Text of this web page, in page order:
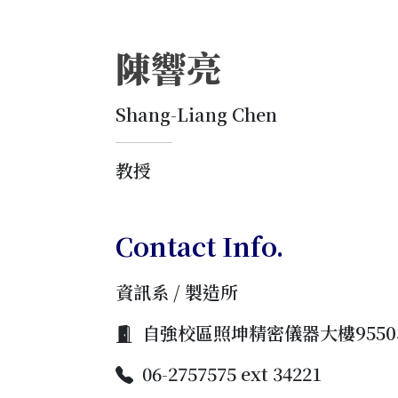
陳響亮
Shang-Liang Chen
教授
Contact Info.
資訊系 / 製造所
自強校區照坤精密儀器大樓
06-2757575 ext 34221